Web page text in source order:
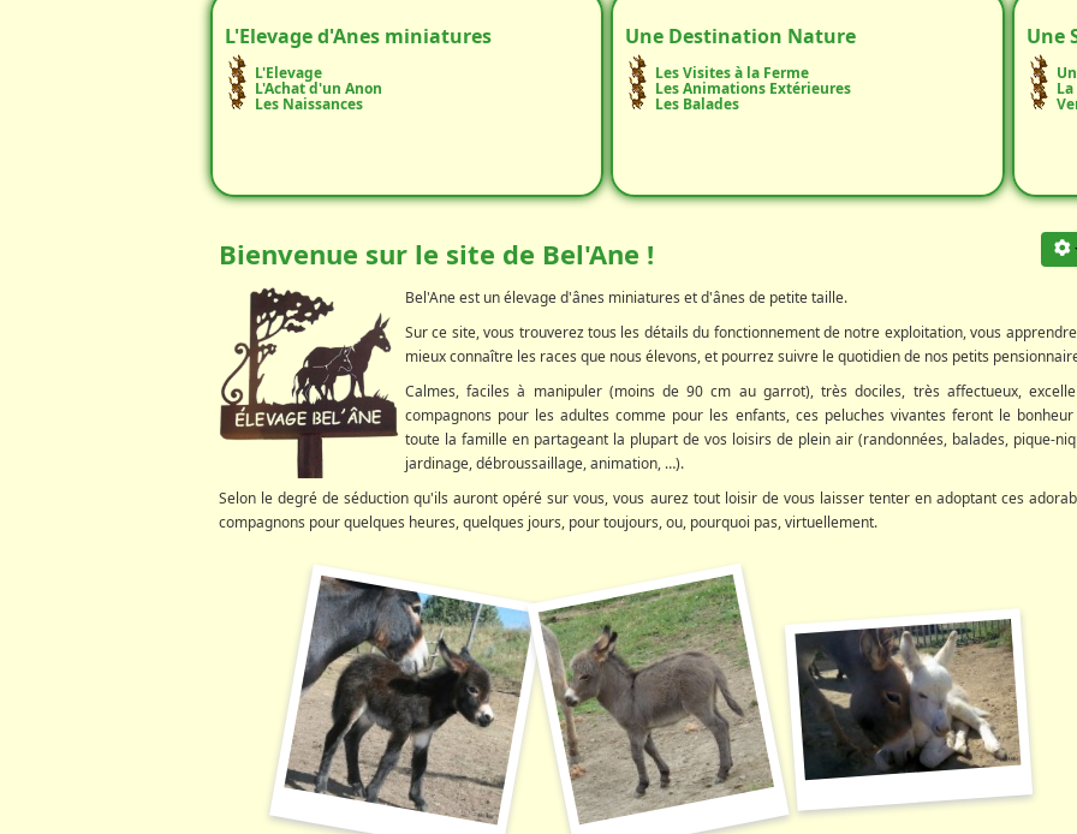
L'Elevage d'Anes miniatures
L'Elevage
L'Achat d'un Anon
Les Naissances
Une Destination Nature
Les Visites à la Ferme
Les Animations Extérieures
Les Balades
Une
Bienvenue sur le site de Bel'Ane !
Bel'Ane est un élevage d'ânes miniatures et d'ânes de petite taille.
Sur ce site, vous trouverez tous les détails du fonctionnement de notre exploitation, vous
mieux connaître les races que nous élevons, et pourrez suivre le quotidien de nos petits
Calmes, faciles à manipuler (moins de 90 cm au garrot), très dociles, très affectueux,
compagnons pour les adultes comme pour les enfants, ces peluches vivantes feront le
toute la famille en partageant la plupart de vos loisirs de plein air (randonnées, balades, pique-
jardinage, débroussaillage, animation, …).
Selon le degré de séduction qu'ils auront opéré sur vous, vous aurez tout loisir de vous laisser tenter en adoptant ces
compagnons pour quelques heures, quelques jours, pour toujours, ou, pourquoi pas, virtuellement.